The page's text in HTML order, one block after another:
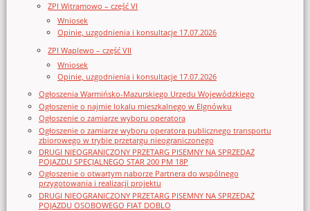
ZPI Witramowo – część VI
Wniosek
Opinie, uzgodnienia i konsultacje 17.07.2026
ZPI Waplewo – część VII
Wniosek
Opinie, uzgodnienia i konsultacje 17.07.2026
Ogłoszenia Warmińsko-Mazurskiego Urzędu Wojewódzkiego
Ogłoszenie o najmie lokalu mieszkalnego w Elgnówku
Ogłoszenie o zamiarze wyboru operatora
Ogłoszenie o zamiarze wyboru operatora publicznego transportu
zbiorowego w trybie przetargu nieograniczonego
DRUGI NIEOGRANICZONY PRZETARG PISEMNY NA SPRZEDAŻ
POJAZDU SPECJALNEGO STAR 200 PM 18P
Ogłoszenie o otwartym naborze Partnera do wspólnego
przygotowania i realizacji projektu
DRUGI NIEOGRANICZONY PRZETARG PISEMNY NA SPRZEDAŻ
POJAZDU OSOBOWEGO FIAT DOBLO